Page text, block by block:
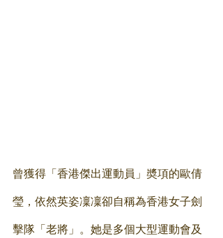
曾獲得「香港傑出運動員」奬項的歐倩
瑩，依然英姿凜凜卻自稱為香港女子劍
擊隊「老將」。她是多個大型運動會及